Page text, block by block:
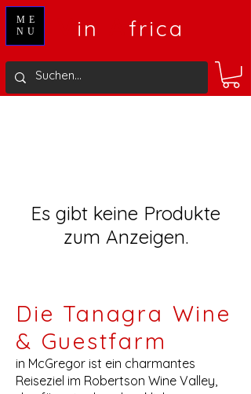
in frica
ME
NU
Es gibt keine Produkte
zum Anzeigen.
Die Tanagra Wine
& Guestfarm
in McGregor ist ein charmantes
Reiseziel im Robertson Wine Valley,